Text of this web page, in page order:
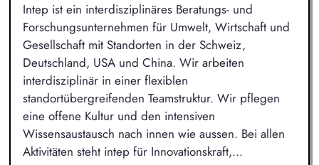
Intep ist ein interdisziplinäres Beratungs- und
Forschungsunternehmen für Umwelt, Wirtschaft und
Gesellschaft mit Standorten in der Schweiz,
Deutschland, USA und China. Wir arbeiten
interdisziplinär in einer flexiblen
standortübergreifenden Teamstruktur. Wir pflegen
eine offene Kultur und den intensiven
Wissensaustausch nach innen wie aussen. Bei allen
Aktivitäten steht intep für Innovationskraft,...